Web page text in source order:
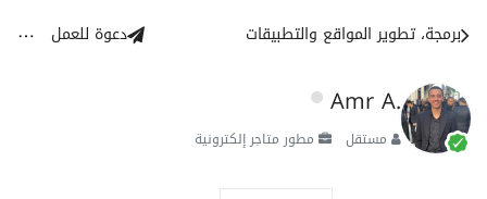
برمجة، تطوير المواقع والتطبيقات دعوة للعمل
Amr A.
مستقل مطور متاجر إلكترونية